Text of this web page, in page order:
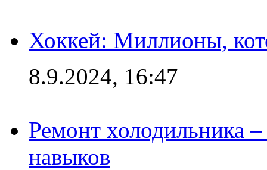
Хоккей: Миллионы,
8.9.2024, 16:47
Ремонт холодильника
навыков